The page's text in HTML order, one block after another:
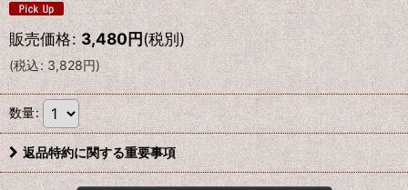
販売価格: 3,480円(税別)
(税込: 3,828円)
数量:
返品特約に関する重要事項